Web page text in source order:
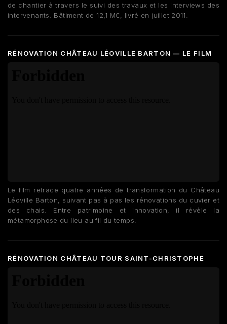
de chantier à travers le suivi des travaux et les interviews des
intervenants. Bâtiment de 12,1 M€, livré en juillet 2011.
RÉNOVATION CHÂTEAU LÉOVILLE BARTON — LE FILM
Le film retrace quatre années de transformation du Château
Léoville Barton, suivant pas à pas les rénovations du cuvier et
des chais. Entre patrimoine et innovation, il révèle la
métamorphose du lieu au fil du temps.
RÉNOVATION CHÂTEAU TOUR SAINT-CHRISTOPHE